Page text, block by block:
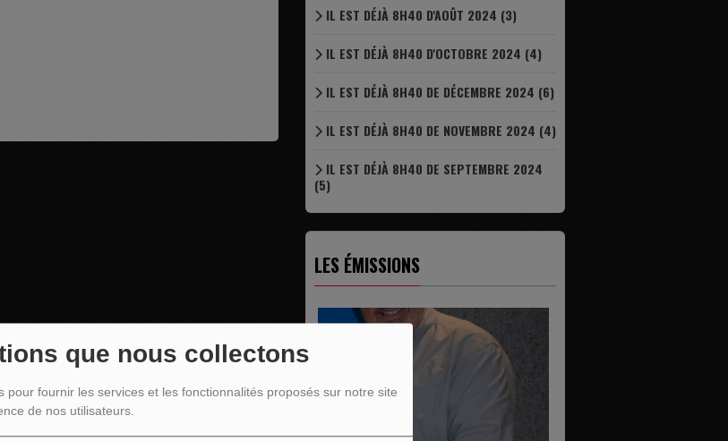
que nous collectons
pour fournir les services et les fonctionnalités proposés sur notre site
de nos utilisateurs.
IL EST DÉJÀ 8H40 D'AOÛT 2024 (3)
IL EST DÉJÀ 8H40 D'OCTOBRE 2024 (4)
IL EST DÉJÀ 8H40 DE DÉCEMBRE 2024 (6)
IL EST DÉJÀ 8H40 DE NOVEMBRE 2024 (4)
IL EST DÉJÀ 8H40 DE SEPTEMBRE 2024
(5)
LES ÉMISSIONS